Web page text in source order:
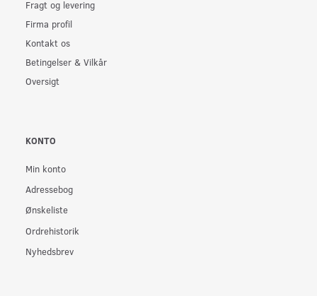
Fragt og levering
Firma profil
Kontakt os
Betingelser & Vilkår
Oversigt
KONTO
Min konto
Adressebog
Ønskeliste
Ordrehistorik
Nyhedsbrev